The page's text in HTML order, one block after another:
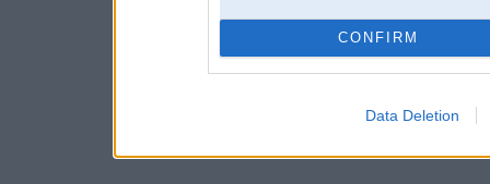
CONFIRM
Data Deletion